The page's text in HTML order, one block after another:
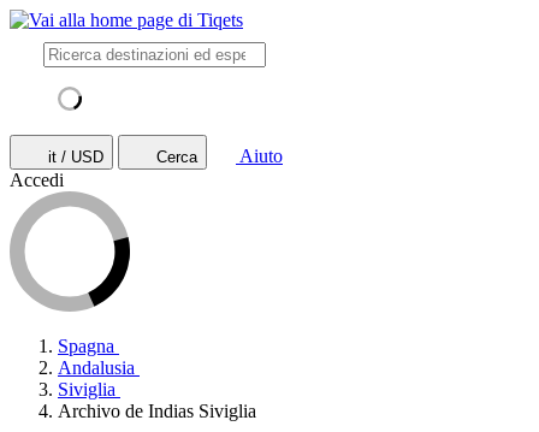
it / USD Cerca
Aiuto
Accedi
Spagna
Andalusia
Siviglia
Archivo de Indias Siviglia